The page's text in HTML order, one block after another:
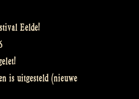
Eelde!
is uitgesteld (nieuwe